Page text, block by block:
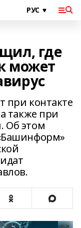
где
может
при контакте
также при
Об этом